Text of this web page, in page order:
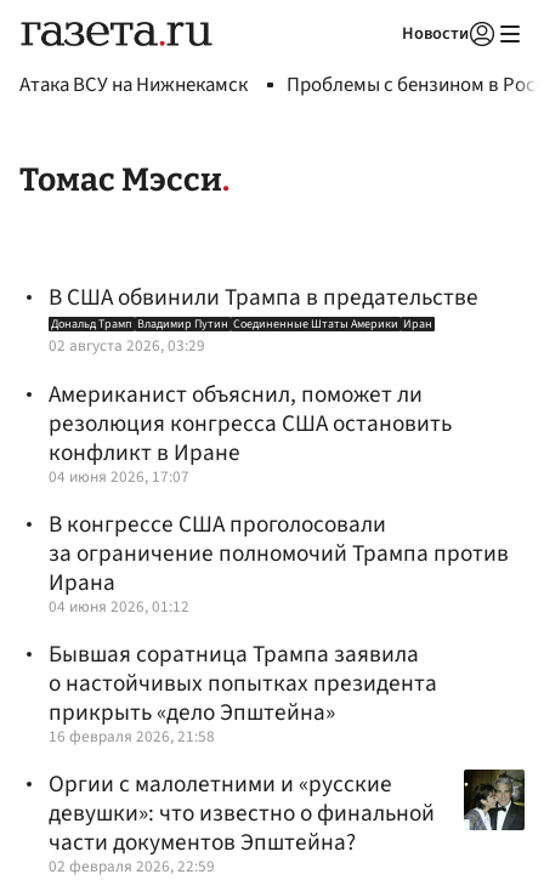
Новости
Атака ВСУ на Нижнекамск Проблемы с бензином в
Томас Мэсси
В США обвинили Трампа в предательстве
Дональд Трамп Владимир Путин Соединенные Штаты Америки Иран
02 августа 2026, 03:29
Американист объяснил, поможет ли
резолюция конгресса США остановить
конфликт в Иране
04 июня 2026, 17:07
В конгрессе США проголосовали
за ограничение полномочий Трампа против
Ирана
04 июня 2026, 01:12
Бывшая соратница Трампа заявила
о настойчивых попытках президента
прикрыть «дело Эпштейна»
16 февраля 2026, 21:58
Оргии с малолетними и «русские
девушки»: что известно о финальной
части документов Эпштейна?
02 февраля 2026, 22:59